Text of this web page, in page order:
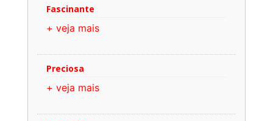
Fascinante
+ veja mais
Preciosa
+ veja mais